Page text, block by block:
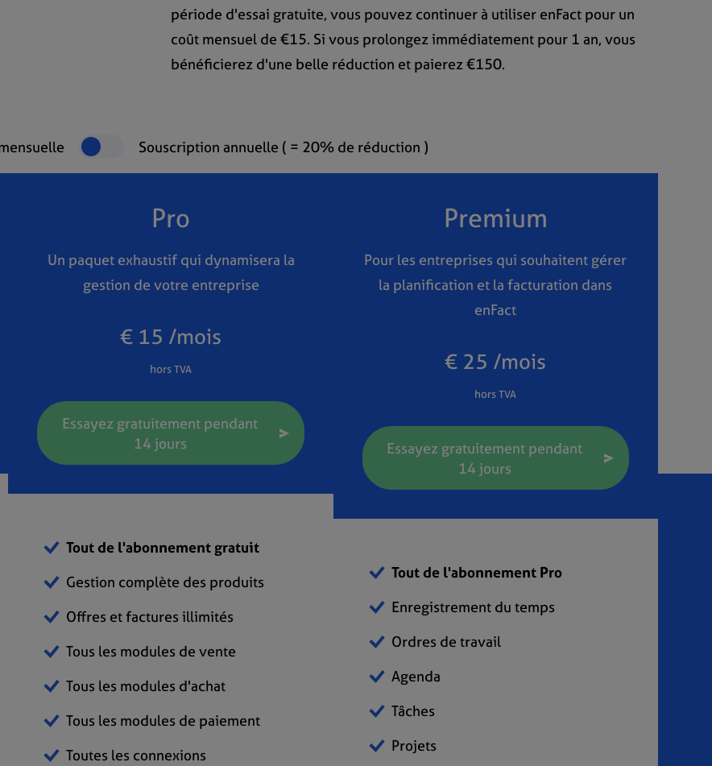
période d'essai gratuite, vous pouvez continuer à utiliser enFact pour un
coût mensuel de €15. Si vous prolongez immédiatement pour 1 an, vous
bénéficierez d'une belle réduction et paierez €150.
Souscription annuelle ( = 20% de réduction )
Pro
Un paquet exhaustif qui dynamisera la
gestion de votre entreprise
€ 15 /mois
hors TVA
Essayez gratuitement pendant
14 jours
Tout de l'abonnement gratuit
Gestion complète des produits
Offres et factures illimités
Tous les modules de vente
Tous les modules d'achat
Tous les modules de paiement
Toutes les connexions
Premium
Pour les entreprises qui souhaitent gérer
la planification et la facturation dans
enFact
€ 25 /mois
hors TVA
Essayez gratuitement pendant
14 jours
Tout de l'abonnement Pro
Enregistrement du temps
Ordres de travail
Agenda
Tâches
Projets